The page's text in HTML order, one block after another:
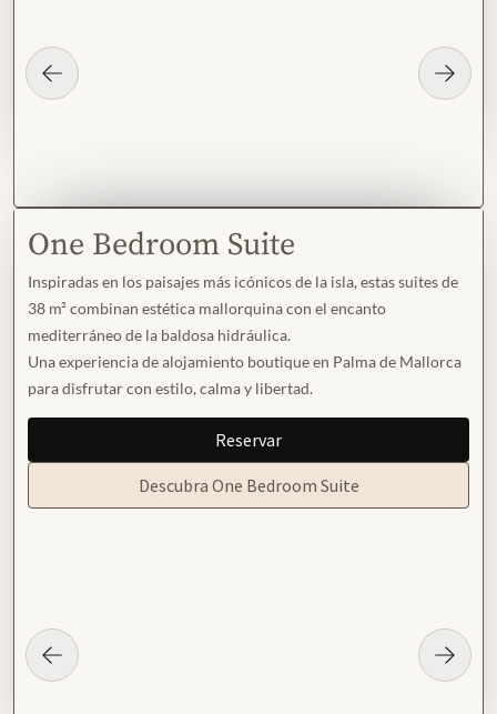
One Bedroom Suite
Inspiradas en los paisajes más icónicos de la isla, estas suites de
38 m² combinan estética mallorquina con el encanto
mediterráneo de la baldosa hidráulica.
Una experiencia de alojamiento boutique en Palma de Mallorca
para disfrutar con estilo, calma y libertad.
Reservar
Descubra One Bedroom Suite